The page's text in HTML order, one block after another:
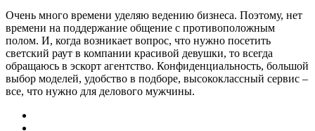
Очень много времени уделяю ведению бизнеса. Поэтому, нет
времени на поддержание общение с противоположным
полом. И, когда возникает вопрос, что нужно посетить
светский раут в компании красивой девушки, то всегда
обращаюсь в эскорт агентство. Конфиденциальность, большой
выбор моделей, удобство в подборе, высококлассный сервис –
все, что нужно для делового мужчины.